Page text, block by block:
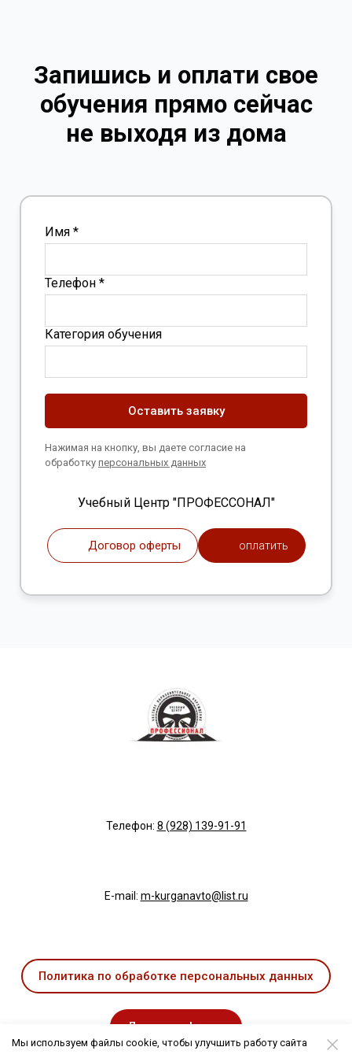
Запишись и оплати свое
обучения прямо сейчас
не выходя из дома
Имя *
Телефон *
Категория обучения
Оставить заявку
Нажимая на кнопку, вы даете согласие на
обработку персональных данных
Учебный Центр "ПРОФЕССОНАЛ"
Договор оферты оплатить
Телефон: 8 (928) 139-91-91
E-mail: m-kurganavto@list.ru
Политика по обработке персональных данных
Договор оферты
Мы используем файлы cookie, чтобы улучшить работу сайта